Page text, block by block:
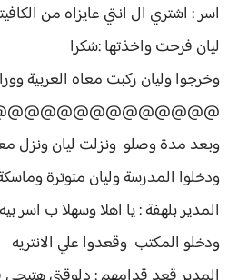
اسر : اشتري ال انتي عايزاه من
ليان فرحت واخذتها :شكرا
وخرجوا وليان ركبت معاه العربية
وبعد مدة وصلو ونزلت ليان ونزل
ودخلوا المدرسة وليان متوترة
المدير بلهفة : يا اهلا وسهلا ب اسر
ودخلو المكتب وقعدوا علي الانتريه